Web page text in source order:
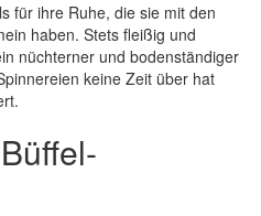
für ihre Ruhe, die sie mit den
haben. Stets fleißig und
nüchterner und bodenständiger
keine Zeit über hat